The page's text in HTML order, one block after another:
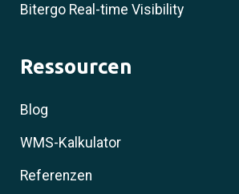
Bitergo Real-time Visibility
Ressourcen
Blog
WMS-Kalkulator
Referenzen